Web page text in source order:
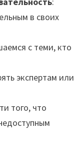
в своих
с теми, кто
экспертам или
того, что